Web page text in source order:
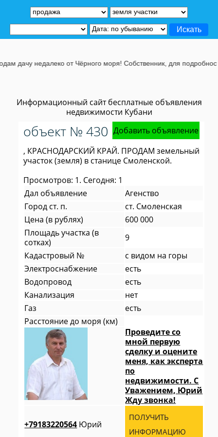
Информационный сайт бесплатные объявления
недвижимости Кубани
Добавить объявление
объект № 430
, КРАСНОДАРСКИЙ КРАЙ. ПРОДАМ земельный
участок (земля) в станице Смоленской.
Просмотров: 1. Сегодня: 1
Дал объявление
Агенство
Город ст. п.
ст. Смоленская
Цена (в рублях)
600 000
Площадь участка (в
сотках)
9
Кадастровый №
с видом на горы
Электроснабжение
есть
Водопровод
есть
Канализация
нет
Газ
есть
Расстояние до моря (км)
Проведите со
мной первую
сделку и оцените
меня, как эксперта
по
недвижимости. С
Уважением, Юрий
Жду звонка!
+79183220564 Юрий
ПОЛУЧИТЬ
ИНФОРМАЦИЮ
дачу недалеко от Чёрного моря! Собственник, для